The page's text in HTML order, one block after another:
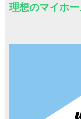
理想のマイホー